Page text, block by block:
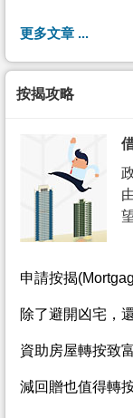
更多文章 ...
按揭攻略
申請按揭
除了避開凶宅，
資助房屋轉按致
減回贈也值得轉